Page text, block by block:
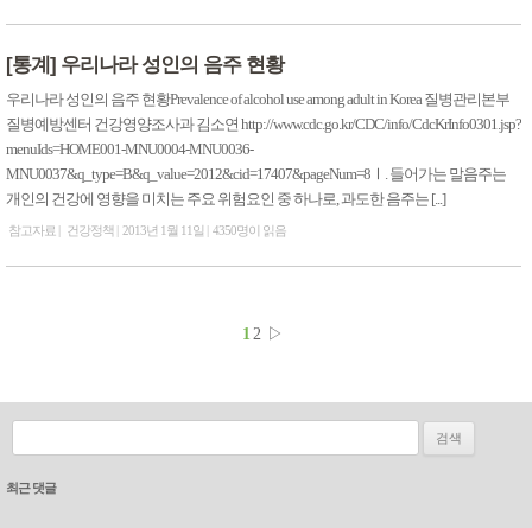
[통계] 우리나라 성인의 음주 현황
우리나라 성인의 음주 현황Prevalence of alcohol use among adult in Korea 질병관리본부
질병예방센터 건강영양조사과 김소연 http://www.cdc.go.kr/CDC/info/CdcKrInfo0301.jsp?
menuIds=HOME001-MNU0004-MNU0036-
MNU0037&q_type=B&q_value=2012&cid=17407&pageNum=8Ⅰ. 들어가는 말음주는
개인의 건강에 영향을 미치는 주요 위험요인 중 하나로, 과도한 음주는 [...]
참고자료 건강정책 2013년 1월 11일 4350명이 읽음
1 2 ▷
최근 댓글